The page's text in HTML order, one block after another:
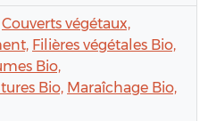
Couverts végétaux,
Filières végétales Bio,
Bio,
Bio, Maraîchage Bio,